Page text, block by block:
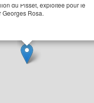
du Pisset, exploitée pour le
Georges Rosa.